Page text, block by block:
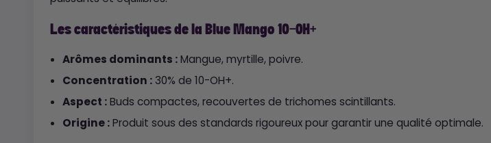
Les caractéristiques de la Blue Mango 10-OH+
Arômes dominants :Mangue, myrtille, poivre.
Concentration :30% de 10-OH+.
Aspect :Buds compactes, recouvertes de trichomes scintillants.
Origine :Produit sous des standards rigoureux pour garantir une qualité optimale.